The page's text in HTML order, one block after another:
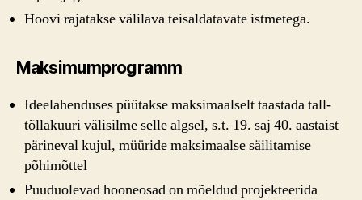
Hoovi rajatakse välilava teisaldatavate istmetega.
Maksimumprogramm
Ideelahenduses püütakse maksimaalselt taastada tall-
tõllakuuri välisilme selle algsel, s.t. 19. saj 40. aastaist
pärineval kujul, müüride maksimaalse säilitamise
põhimõttel
Puuduolevad hooneosad on mõeldud projekteerida